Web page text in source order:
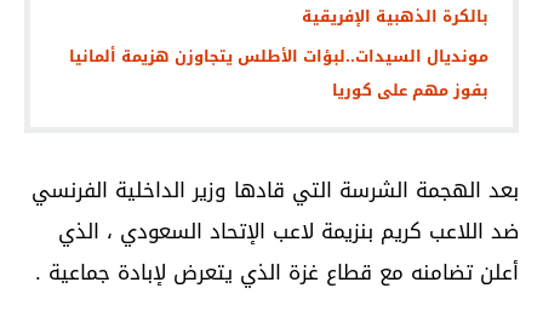
بالكرة الذهبية الإفريقية
مونديال السيدات..لبؤات الأطلس يتجاوزن هزيمة ألمانيا
بفوز مهم على كوريا
بعد الهجمة الشرسة التي قادها وزير الداخلية الفرنسي
ضد اللاعب كريم بنزيمة لاعب الإتحاد السعودي ، الذي
أعلن تضامنه مع قطاع غزة الذي يتعرض لإبادة جماعية .